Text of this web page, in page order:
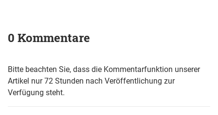
0 Kommentare
Bitte beachten Sie, dass die Kommentarfunktion unserer
Artikel nur 72 Stunden nach Veröffentlichung zur
Verfügung steht.